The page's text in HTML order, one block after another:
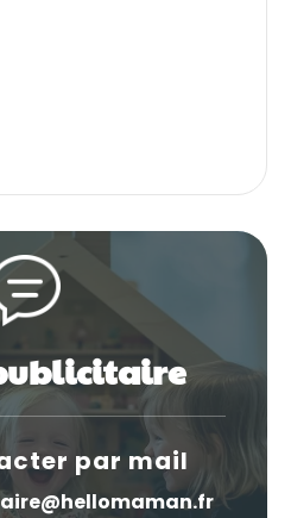
par mail